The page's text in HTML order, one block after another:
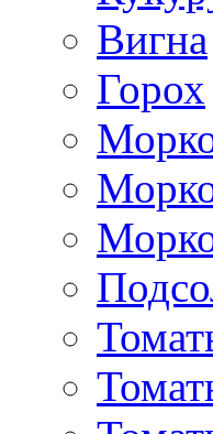
Вигна
Горох